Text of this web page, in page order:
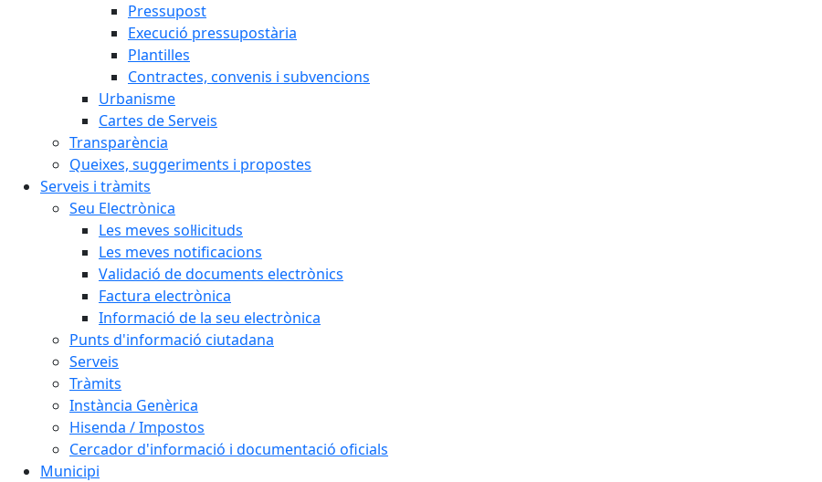
Pressupost
Execució pressupostària
Plantilles
Contractes, convenis i subvencions
Urbanisme
Cartes de Serveis
Transparència
Queixes, suggeriments i propostes
Serveis i tràmits
Seu Electrònica
Les meves sol·licituds
Les meves notificacions
Validació de documents electrònics
Factura electrònica
Informació de la seu electrònica
Punts d'informació ciutadana
Serveis
Tràmits
Instància Genèrica
Hisenda / Impostos
Cercador d'informació i documentació oficials
Municipi